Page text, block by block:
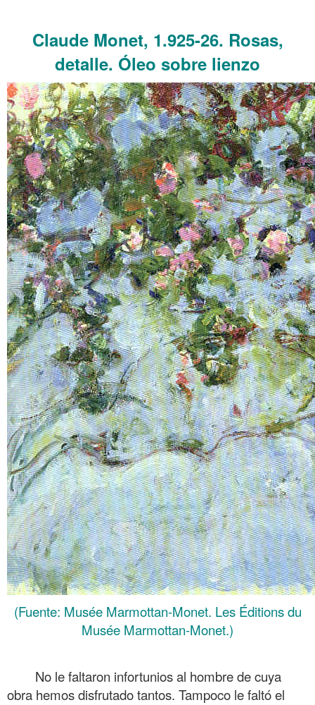
Claude Monet, 1.925-26. Rosas,
detalle. Óleo sobre lienzo
(Fuente: Musée Marmottan-Monet. Les Éditions du
Musée Marmottan-Monet.)
No le faltaron infortunios al hombre de cuya
obra hemos disfrutado tantos. Tampoco le faltó el